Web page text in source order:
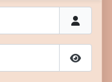
Show